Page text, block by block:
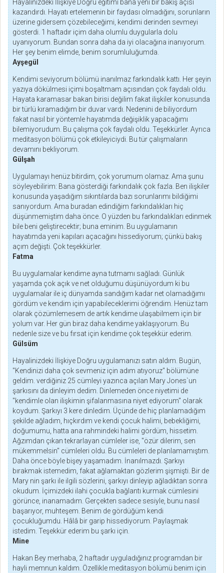
Hayalinizdeki İlişkiye Doğru eğitimi bana yeni bir bakış açısı
kazandırdı. Hayatı ertelemenin bir faydası olmadığını, sorunların
üzerine gidersem çözebileceğimi, kendimi derinden sevmeyi
gösterdi. 1 haftadır içim daha olumlu duygularla dolu
uyanıyorum. Bundan sonra daha da iyi olacağına inanıyorum.
Her şey benim elimde, benim sorumluluğumda.
Ayşegül
Kendimi seviyorum bölümü inanılmaz farkındalık kattı. Her şeyin
yazıya dökülmesi içimi boşaltmam açısından çok faydalı oldu.
Hayata karamasar bakan birisi değilim fakat ilişkiler konusunda
bir türlü kıramadığım bir duvar vardı. Nedenini de biliyordum
fakat nasıl bir yöntemle hayatımda değişiklik yapacağımı
bilemiyorudum. Bu çalışma çok faydalı oldu. Teşekkürler. Ayrıca
meditasyon bölümü çok etkileyiciydi. Bu tür çalışmaların
devamını bekliyorum.
Gülşah
Uygulamayı henüz bitirdim, çok yorumum olamaz. Ama şunu
söyleyebilirim: Bana gösterdiği farkındalık çok fazla. Ben ilişkiler
konusunda yaşadığım sıkıntılarda bazı sorunlarımı bildiğimi
sanıyordum. Ama buradan edindiğim farkındalıkları hiç
düşünmemiştim daha önce. O yüzden bu farkındalıkları edinmek
bile beni geliştirecektir; buna eminim. Bu uygulamanın
hayatımda yeni kapıları açacağını hissediyorum; çünkü bakış
açım değişti. Çok teşekkürler.
Fatma
Bu uygulamalar kendime ayna tutmamı sağladı. Günlük
yaşamda çok açık ve net olduğumu düşünüyordum ki bu
uygulamalar ile iç dünyamda sandığım kadar net olamadığımı
gördüm ve kendim için yapabileceklerimi öğrendim. Henüz tam
olarak çözümlemesem de artık kendime ulaşabilmem için bir
yolum var. Her gün biraz daha kendime yaklaşıyorum. Bu
nedenle size ve bu fırsat için kendime çok teşekkür ederim.
Gülsüm
Hayalinizdeki İlişkiye Doğru uygulamanızı satın aldım. Bugün,
"Kendinizi daha çok sevmeniz için adım atıyoruz" bölümüne
geldim. verdiğiniz 25 cümleyi yazınca açılan Mary Jones`un
şarkısını da dinleyim dedim. Dinlemeden önce niyetimi de
"kendimle olan ilişkimin şifalanmasına niyet ediyorum" olarak
koydum. Şarkıyı 3 kere dinledim. Üçünde de hiç planlamadığım
şekilde ağladım, hıçkırdım ve kendi çocuk halimi, bebekliğimi,
doğumumu, hatta ana rahmindeki halimi gördüm, hissetim.
Ağzımdan çıkan tekrarlayan cümleler ise, "özür dilerim, sen
mükemmelsin" cümleleri oldu. Bu cümleleri de planlamamıştım.
Daha önce böyle bişey yaşamadım. İnanılmazdı. Şarkıyı
bırakmak istemedim, fakat ağlamaktan gözlerim şişmişti. Bir de
Mary nin şarkı ile ilgili sözlerini, şarkıyı dinleyip ağladıktan sonra
okudum. İçimizdeki ilahi çocukla bağlantı kurmak cümlesini
görünce, inanamadım. Gerçekten sadece sesiyle, bunu nasıl
başarıyor, muhteşem. Benim de gördüğüm kendi
çocukluğumdu. Hâlâ bir garip hissediyorum. Paylaşmak
istedim. Teşekkür ederim bu şarkı için.
Mine
Hakan Bey merhaba, 2 haftadır uyguladığınız programdan bir
hayli memnun kaldım. Özellikle meditasyon bölümü benim için